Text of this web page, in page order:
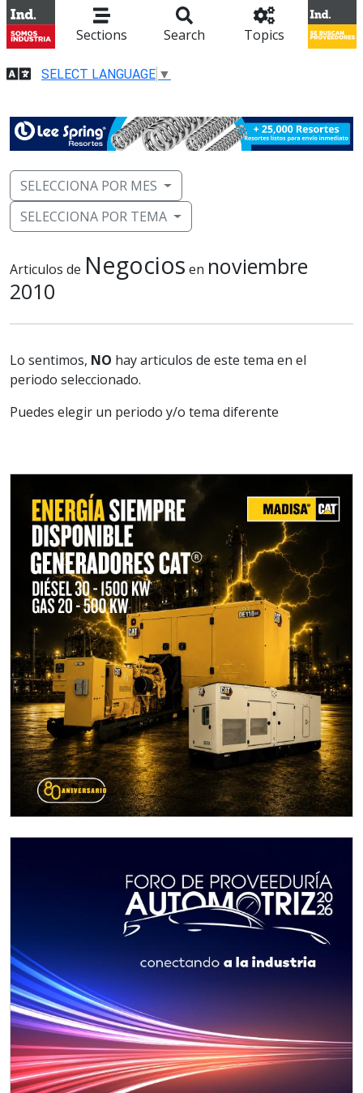
Sections Search Topics
SELECT LANGUAGE ▼
SELECCIONA POR MES
SELECCIONA POR TEMA
Articulos de Negocios en noviembre
2010
Lo sentimos, NO hay articulos de este tema en el
periodo seleccionado.
Puedes elegir un periodo y/o tema diferente